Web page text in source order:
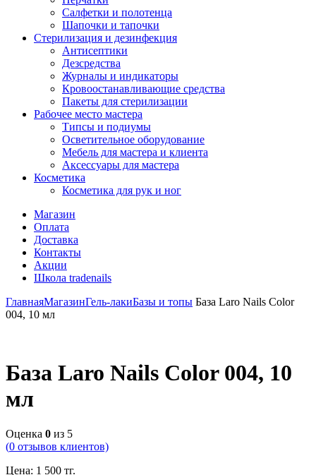
Салфетки и полотенца
Шапочки и тапочки
Стерилизация и дезинфекция
Антисептики
Дезсредства
Журналы и индикаторы
Кровоостанавливающие средства
Пакеты для стерилизации
Рабочее место мастера
Типсы и подиумы
Осветительное оборудование
Мебель для мастера и клиента
Аксессуары для мастера
Косметика
Косметика для рук и ног
Магазин
Оплата
Доставка
Контакты
Акции
Школа tradenails
ГлавнаяМагазинГель-лакиБазы и топы База Laro Nails Color
004, 10 мл
База Laro Nails Color 004, 10
мл
Оценка 0 из 5
(0 отзывов клиентов)
Цена: 1 500 тг.